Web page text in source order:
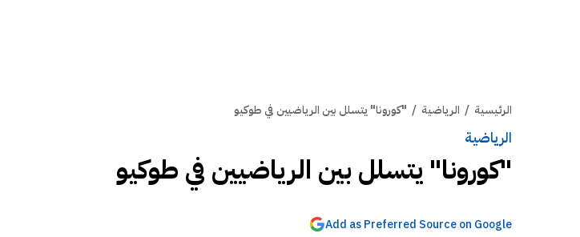
الرئيسية / الرياضية / "كورونا" يتسلل بين الرياضيين في طوكيو
الرياضية
"كورونا" يتسلل بين الرياضيين في طوكيو
Add as Preferred Source on Google